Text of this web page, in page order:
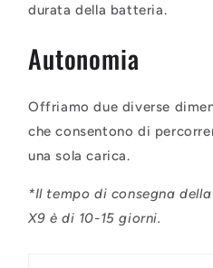
durata della batteria.
Autonomia
Offriamo due diverse
che consentono di
una sola carica.
*Il tempo di consegna
X9 è di 10-15 giorni.